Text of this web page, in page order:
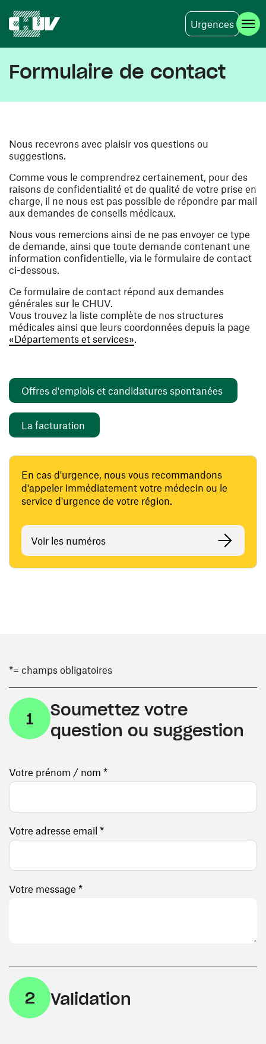
Urgences
Formulaire de contact
Nous recevrons avec plaisir vos questions ou
suggestions.
Comme vous le comprendrez certainement, pour des
raisons de confidentialité et de qualité de votre prise en
charge, il ne nous est pas possible de répondre par mail
aux demandes de conseils médicaux.
Nous vous remercions ainsi de ne pas envoyer ce type
de demande, ainsi que toute demande contenant une
information confidentielle, via le formulaire de contact
ci-dessous.
Ce formulaire de contact répond aux demandes
générales sur le CHUV.
Vous trouvez la liste complète de nos structures
médicales ainsi que leurs coordonnées depuis la page
«Départements et services».
Offres d'emplois et candidatures spontanées
La facturation
En cas d'urgence, nous vous recommandons
d'appeler immédiatement votre médecin ou le
service d'urgence de votre région.
Voir les numéros
*= champs obligatoires
1
Soumettez votre
question ou suggestion
Votre prénom / nom *
Votre adresse email *
Votre message *
2 Validation